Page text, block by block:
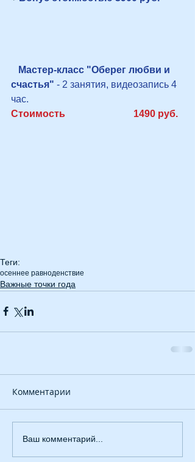
счастья" - 2 занятия, видеозапись 4
час.
Стоимость                            1490 руб.
Теги:
осеннее равноденствие
Важные точки года
Комментарии
Ваш комментарий...